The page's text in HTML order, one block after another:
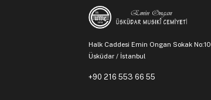
Halk Caddesi Emin Ongan Sokak No:10
Üsküdar / İstanbul
+90 216 553 66 55